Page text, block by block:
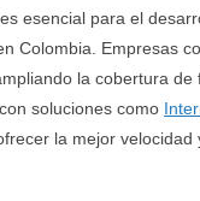
esencial para el
Colombia. Empresas
la cobertura de
soluciones como
la mejor velocidad